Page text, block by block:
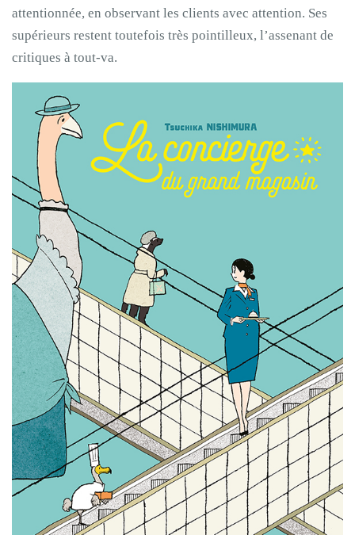
attentionnée, en observant les clients avec attention. Ses
supérieurs restent toutefois très pointilleux, l’assenant de
critiques à tout-va.